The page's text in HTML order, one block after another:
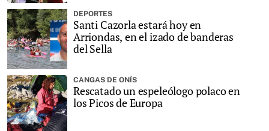
DEPORTES
Santi Cazorla estará hoy en
Arriondas, en el izado de banderas
del Sella
CANGAS DE ONÍS
Rescatado un espeleólogo polaco en
los Picos de Europa